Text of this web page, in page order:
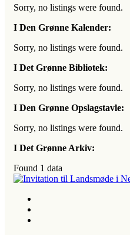
Sorry, no listings were found.
I Den Grønne Kalender:
Sorry, no listings were found.
I Det Grønne Bibliotek:
Sorry, no listings were found.
I Den Grønne Opslagstavle:
Sorry, no listings were found.
I Det Grønne Arkiv:
Found 1 data